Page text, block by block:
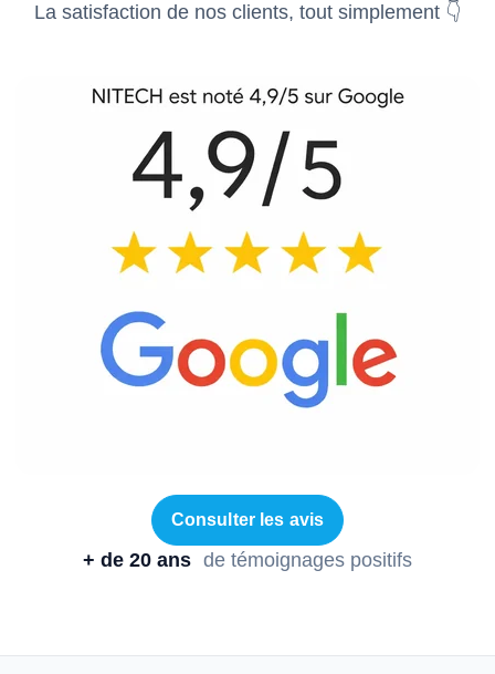
La satisfaction de nos clients, tout simplement 👇
Consulter les avis
+ de 20 ans de témoignages positifs